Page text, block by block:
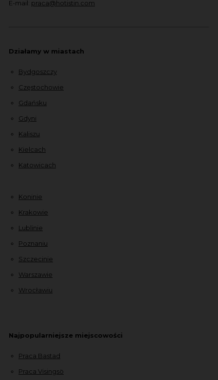
E-mail: praca@hotistin.com
Działamy w miastach
Bydgoszczy
Częstochowie
Gdańsku
Gdyni
Kaliszu
Kielcach
Katowicach
Koninie
Krakowie
Lublinie
Poznaniu
Szczecinie
Warszawie
Wrocławiu
Najpopularniejsze miejscowości
Praca Bastad
Praca Visingsö